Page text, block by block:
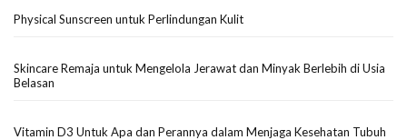
Physical Sunscreen untuk Perlindungan Kulit
Skincare Remaja untuk Mengelola Jerawat dan Minyak Berlebih di Usia
Belasan
Vitamin D3 Untuk Apa dan Perannya dalam Menjaga Kesehatan Tubuh